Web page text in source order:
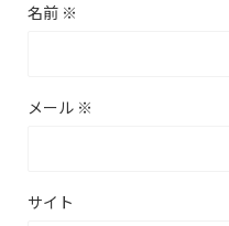
名前 ※
メール ※
サイト